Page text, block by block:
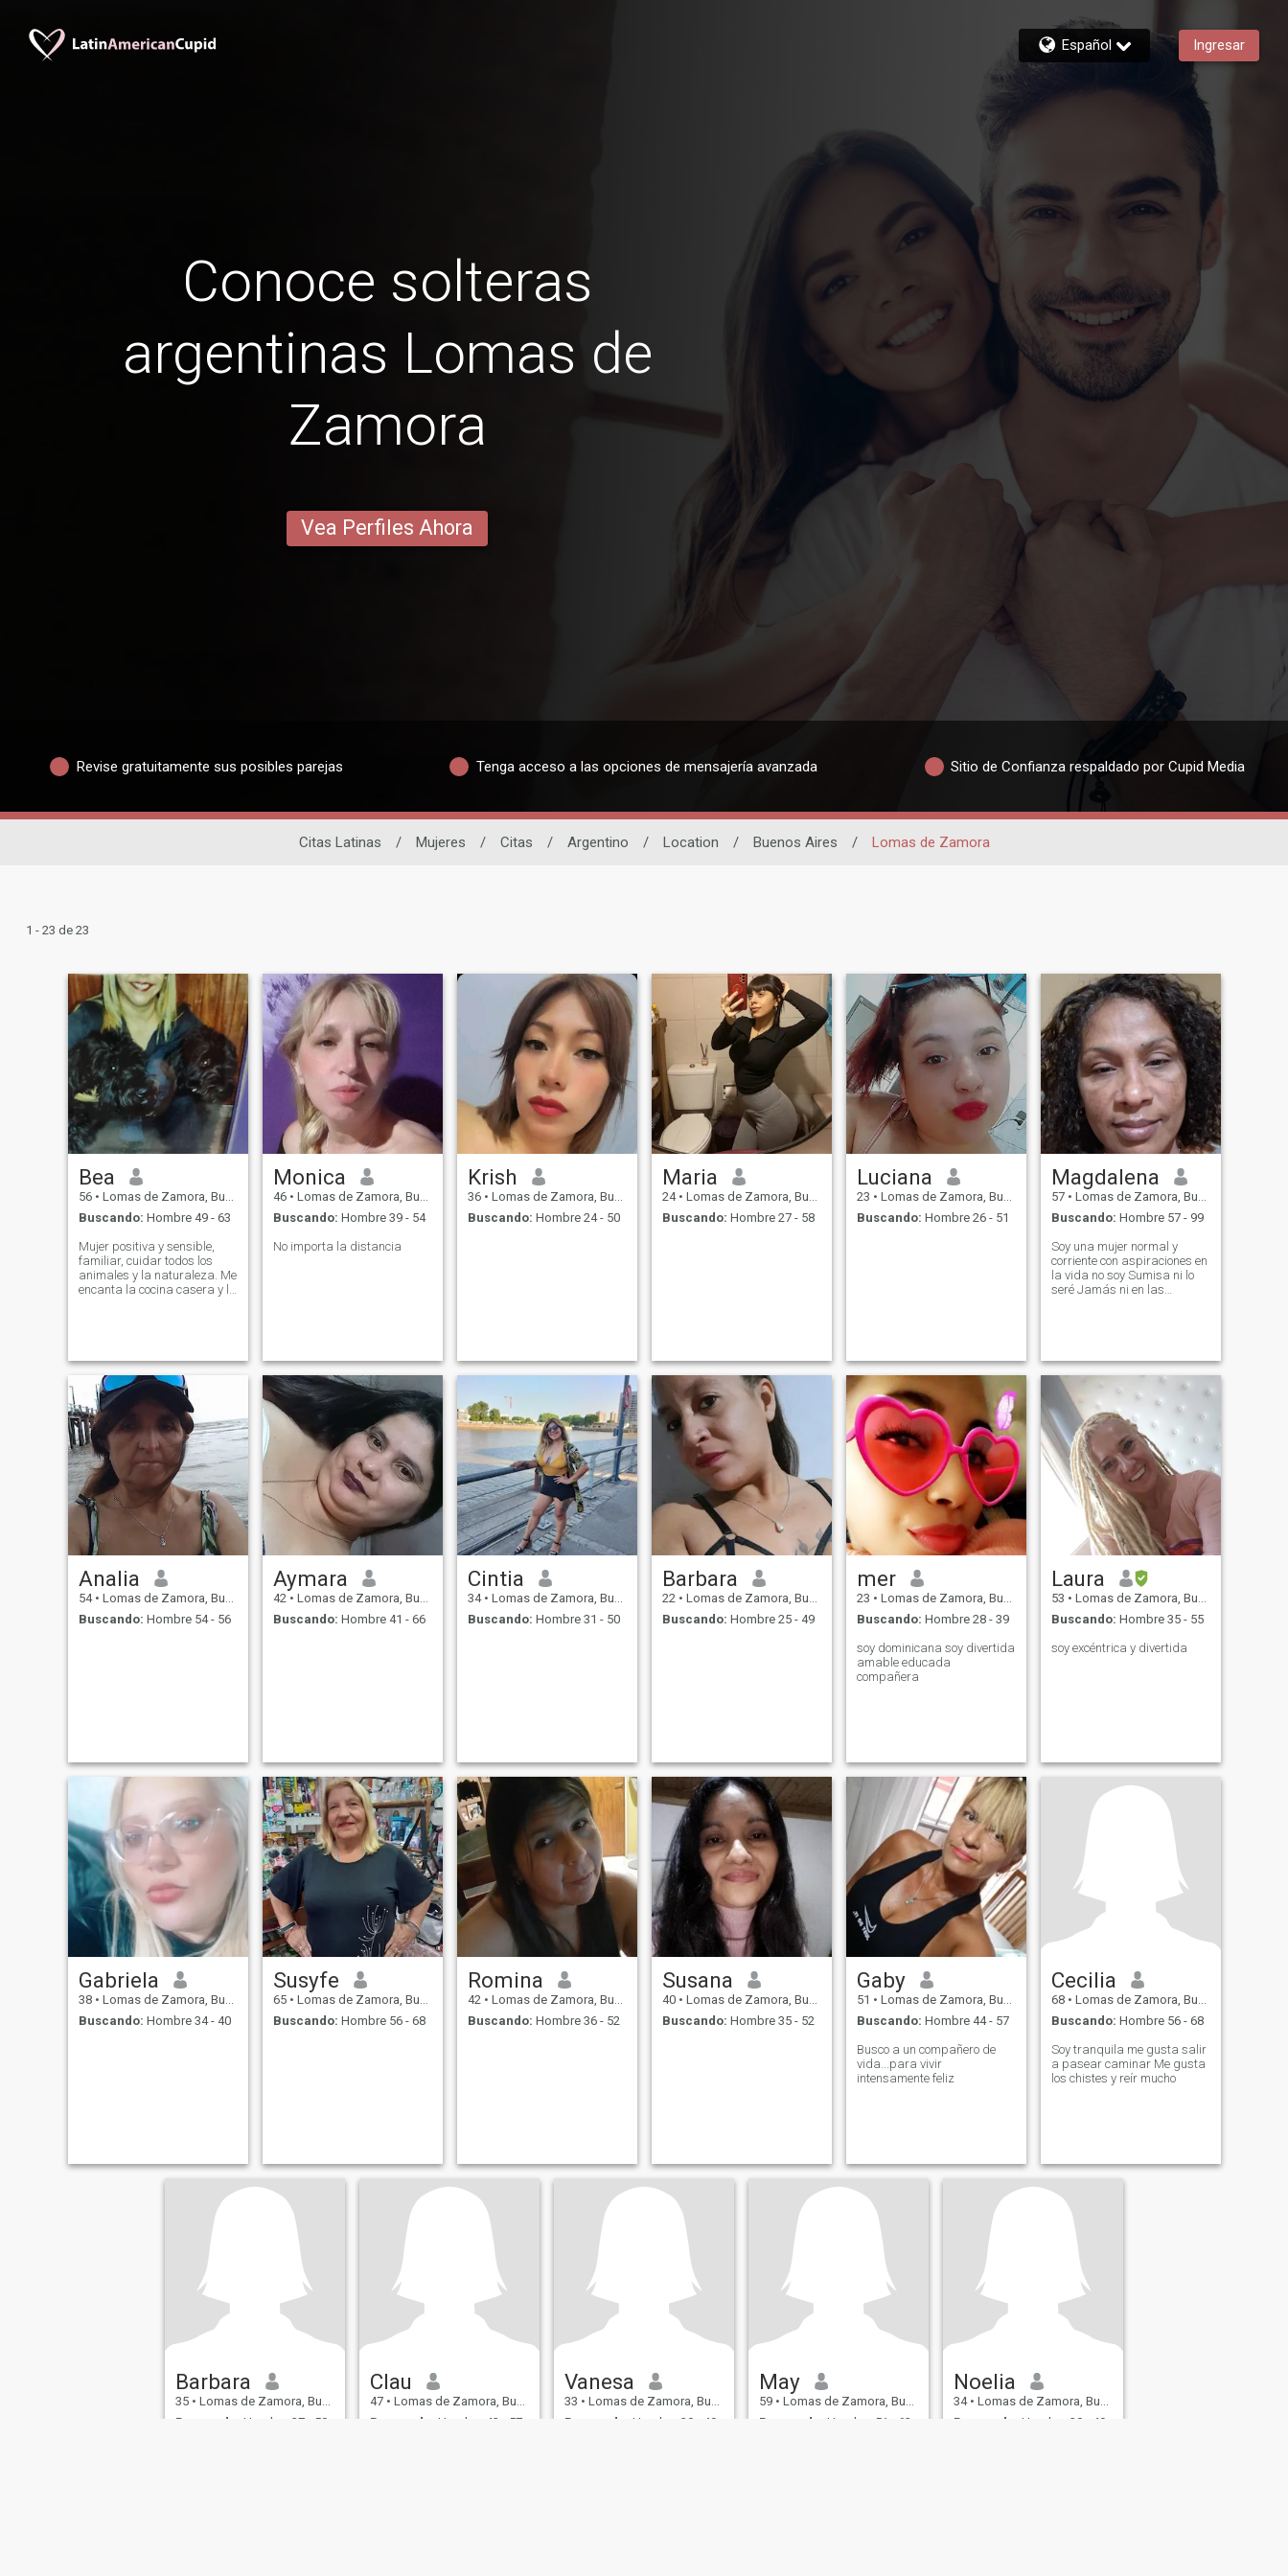
Español Ingresar
Conoce solteras
argentinas Lomas de
Zamora
Vea Perfiles Ahora
Revise gratuitamente sus posibles parejas Tenga acceso a las opciones de mensajería avanzada Sitio de Confianza respaldado por Cupid Media
Citas Latinas / Mujeres / Citas / Argentino / Location / Buenos Aires / Lomas de Zamora
1 - 23 de 23
Bea
56 • Lomas de Zamora, Buenos Aires, Argentina
Buscando: Hombre 49 - 63
Mujer positiva y sensible,
familiar, cuidar todos los
animales y la naturaleza. Me
encanta la cocina casera y la
Monica
46 • Lomas de Zamora, Buenos Aires, Argentina
Buscando: Hombre 39 - 54
No importa la distancia
Krish
36 • Lomas de Zamora, Buenos Aires, Argentina
Buscando: Hombre 24 - 50
Maria
24 • Lomas de Zamora, Buenos Aires, Argentina
Buscando: Hombre 27 - 58
Luciana
23 • Lomas de Zamora, Buenos Aires, Argentina
Buscando: Hombre 26 - 51
Magdalena
57 • Lomas de Zamora, Buenos Aires, Argentina
Buscando: Hombre 57 - 99
Soy una mujer normal y
corriente con aspiraciones en
la vida no soy Sumisa ni lo
seré Jamás ni en las
sin luchar veces por la vida
que nos merecemos
Analia
54 • Lomas de Zamora, Buenos Aires, Argentina
Buscando: Hombre 54 - 56
Aymara
42 • Lomas de Zamora, Buenos Aires, Argentina
Buscando: Hombre 41 - 66
Cintia
34 • Lomas de Zamora, Buenos Aires, Argentina
Buscando: Hombre 31 - 50
Barbara
22 • Lomas de Zamora, Buenos Aires, Argentina
Buscando: Hombre 25 - 49
mer
23 • Lomas de Zamora, Buenos Aires, Argentina
Buscando: Hombre 28 - 39
soy dominicana soy divertida
amable educada
compañera
Laura
53 • Lomas de Zamora, Buenos Aires, Argentina
Buscando: Hombre 35 - 55
soy excéntrica y divertida
Gabriela
38 • Lomas de Zamora, Buenos Aires, Argentina
Buscando: Hombre 34 - 40
Susyfe
65 • Lomas de Zamora, Buenos Aires, Argentina
Buscando: Hombre 56 - 68
Romina
42 • Lomas de Zamora, Buenos Aires, Argentina
Buscando: Hombre 36 - 52
Susana
40 • Lomas de Zamora, Buenos Aires, Argentina
Buscando: Hombre 35 - 52
Gaby
51 • Lomas de Zamora, Buenos Aires, Argentina
Buscando: Hombre 44 - 57
Busco a un compañero de
vida...para vivir
intensamente feliz
Cecilia
68 • Lomas de Zamora, Buenos Aires, Argentina
Buscando: Hombre 56 - 68
Soy tranquila me gusta salir
a pasear caminar Me gusta
los chistes y reír mucho
Barbara
35 • Lomas de Zamora, Buenos Aires, Argentina
Buscando:
Hombre 37 - 50
Clau
47 • Lomas de Zamora, Buenos Aires, Argentina
Buscando:
Hombre 43 - 57
Vanesa
33 • Lomas de Zamora, Buenos Aires, Argentina
Buscando:
Hombre 30 - 49
May
59 • Lomas de Zamora, Buenos Aires, Argentina
Buscando:
Hombre 51 - 63
Noelia
34 • Lomas de Zamora, Buenos Aires, Argentina
Buscando:
Hombre 30 - 49